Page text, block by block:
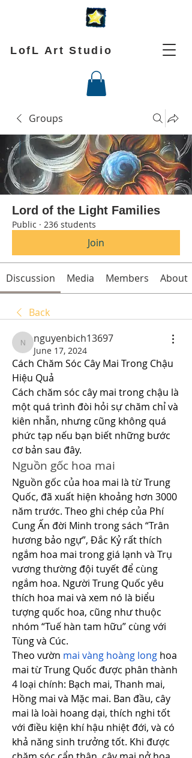
LofL Art Studio
Groups
Lord of the Light Families
Public · 236 students
Join
Discussion Media Members About
Back
nguyenbich13697
nguyenbich13697
June 17, 2024
Cách Chăm Sóc Cây Mai Trong Chậu
Hiệu Quả
Cách chăm sóc cây mai trong chậu là
một quá trình đòi hỏi sự chăm chỉ và
kiên nhẫn, nhưng cũng không quá
phức tạp nếu bạn biết những bước
cơ bản sau đây.
Nguồn gốc hoa mai
Nguồn gốc của hoa mai là từ Trung
Quốc, đã xuất hiện khoảng hơn 3000
năm trước. Theo ghi chép của Phí
Cung Ấn đời Minh trong sách “Trân
hương bảo ngự”, Đắc Kỷ rất thích
ngắm hoa mai trong giá lạnh và Trụ
vương thường đội tuyết để cùng
ngắm hoa. Người Trung Quốc yêu
thích hoa mai và xem nó là biểu
tượng quốc hoa, cũng như thuộc
nhóm “Tuế hàn tam hữu” cùng với
Tùng và Cúc.
Theo vườn mai vàng hoàng long hoa
mai từ Trung Quốc được phân thành
4 loại chính: Bạch mai, Thanh mai,
Hồng mai và Mặc mai. Ban đầu, cây
mai là loài hoang dại, thích nghi tốt
với điều kiện khí hậu nhiệt đới, và có
khả năng sinh trưởng tốt. Khi được